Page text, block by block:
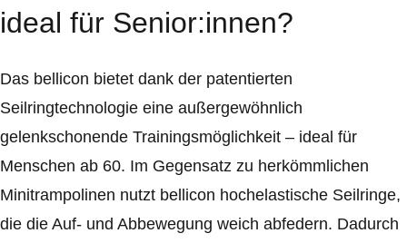
ideal für Senior:innen?
Das bellicon bietet dank der patentierten
Seilringtechnologie eine außergewöhnlich
gelenkschonende Trainingsmöglichkeit – ideal für
Menschen ab 60. Im Gegensatz zu herkömmlichen
Minitrampolinen nutzt bellicon hochelastische Seilringe,
die die Auf- und Abbewegung weich abfedern. Dadurch